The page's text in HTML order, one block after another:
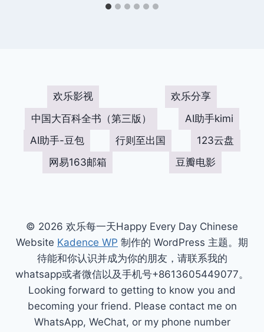
欢乐影视
欢乐分享
中国大百科全书（第三版）
AI助手kimi
AI助手-豆包
行则至出国
123云盘
网易163邮箱
豆瓣电影
© 2026 欢乐每一天Happy Every Day Chinese
Website Kadence WP 制作的 WordPress 主题。期
待能和你认识并成为你的朋友，请联系我的
whatsapp或者微信以及手机号+8613605449077。
Looking forward to getting to know you and
becoming your friend. Please contact me on
WhatsApp, WeChat, or my phone number